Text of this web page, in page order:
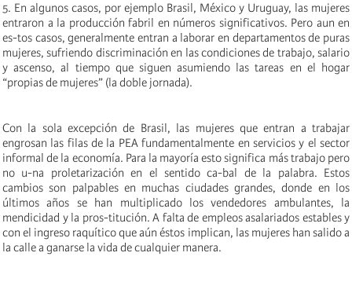
5. En algunos casos, por ejemplo Brasil, México y Uruguay, las mujeres
entraron a la producción fabril en números significativos. Pero aun en
es-tos casos, generalmente entran a laborar en departamentos de puras
mujeres, sufriendo discriminación en las condiciones de trabajo, salario
y ascenso, al tiempo que siguen asumiendo las tareas en el hogar
“propias de mujeres” (la doble jornada).
Con la sola excepción de Brasil, las mujeres que entran a trabajar
engrosan las filas de la PEA fundamentalmente en servicios y el sector
informal de la economía. Para la mayoría esto significa más trabajo pero
no u-na proletarización en el sentido ca-bal de la palabra. Estos
cambios son palpables en muchas ciudades grandes, donde en los
últimos años se han multiplicado los vendedores ambulantes, la
mendicidad y la pros-titución. A falta de empleos asalariados estables y
con el ingreso raquítico que aún éstos implican, las mujeres han salido a
la calle a ganarse la vida de cualquier manera.